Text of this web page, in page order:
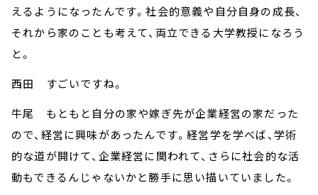
えるようになったんです。社会的意義や自分自身の成長、
それから家のことも考えて、両立できる大学教授になろう
と。
西田 すごいですね。
牛尾 もともと自分の家や嫁ぎ先が企業経営の家だった
ので、経営に興味があったんです。経営学を学べば、学術
的な道が開けて、企業経営に関われて、さらに社会的な活
動もできるんじゃないかと勝手に思い描いていました。